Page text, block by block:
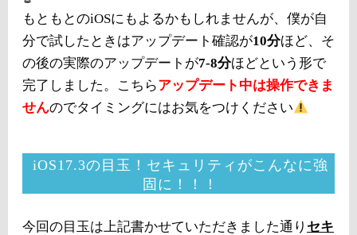
もともとのiOSにもよるかもしれませんが、僕が自
分で試したときはアップデート確認が10分ほど、そ
の後の実際のアップデートが7-8分ほどという形で
完了しました。こちらアップデート中は操作できま
せんのでタイミングにはお気をつけください
iOS17.3の目玉！セキュリティがこんなに強
固に！！！
今回の目玉は上記書かせていただきました通り セキ